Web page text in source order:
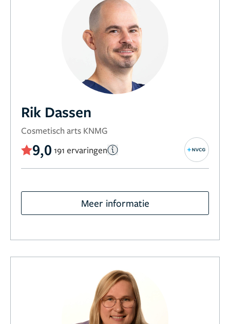
Rik Dassen
Cosmetisch arts KNMG
9,0 191 ervaringen
Meer informatie